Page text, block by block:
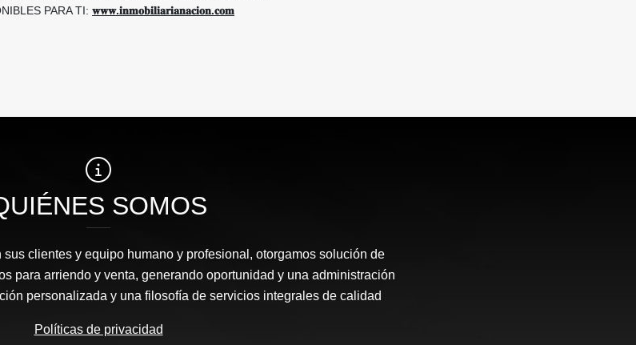
PARA TI: 𝐰𝐰𝐰.𝐢𝐧𝐦𝐨𝐛𝐢𝐥𝐢𝐚𝐫𝐢𝐚𝐧𝐚𝐜𝐢𝐨𝐧.𝐜𝐨𝐦
SOMOS
clientes y equipo humano y profesional, otorgamos solución de
para arriendo y venta, generando oportunidad y una administración
personalizada y una filosofía de servicios integrales de calidad
Políticas de privacidad